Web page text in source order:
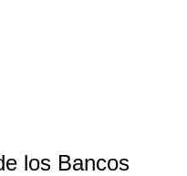
los Bancos